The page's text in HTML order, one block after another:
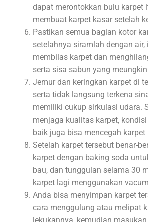
dapat merontokkan bulu karpet
membuat karpet kasar setelah
Pastikan semua bagian kotor
setelahnya siramlah dengan
membilas karpet dan
serta sisa sabun yang
Jemur dan keringkan karpet di
serta tidak langsung terkena
memiliki cukup sirkulasi udara.
menjaga kualitas karpet,
baik juga bisa mencegah
Setelah karpet tersebut benar-
karpet dengan baking soda
bau, dan tunggulan selama 30
karpet lagi menggunakan
Anda bisa menyimpan karpet
cara menggulung atau melipat